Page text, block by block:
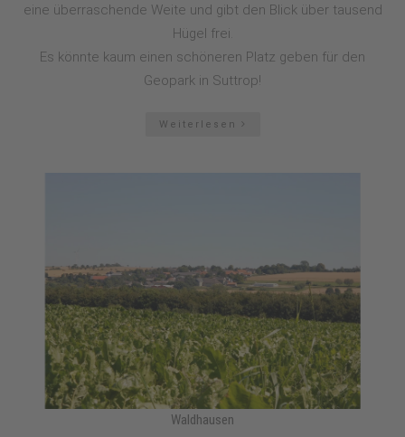
eine überraschende Weite und gibt den Blick über tausend
Hügel frei.
Es könnte kaum einen schöneren Platz geben für den
Geopark in Suttrop!
Weiterlesen
Waldhausen